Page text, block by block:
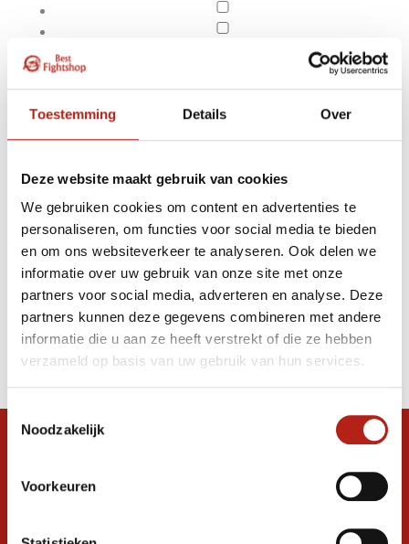
Toestemming Details Over
Deze website maakt gebruik van cookies
We gebruiken cookies om content en advertenties te
personaliseren, om functies voor social media te bieden
en om ons websiteverkeer te analyseren. Ook delen we
informatie over uw gebruik van onze site met onze
partners voor social media, adverteren en analyse. Deze
partners kunnen deze gegevens combineren met andere
informatie die u aan ze heeft verstrekt of die ze hebben
verzameld op basis van uw gebruik van hun services.
Toestemmingsselectie
Noodzakelijk
Voorkeuren
Apply filters
Producten getagd met
adidas Performer
Training Bokshandschoenen
Producten
Filter
Stel je vraag in de chat, en we helpen je
graag verder. 24/7
Volg ons